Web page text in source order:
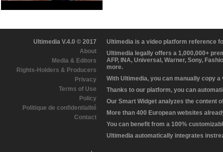
Ultimedia V.4.0 © 2017
About
Media & Editors
Rights-Holders & Producers
Privacy
Terms of Use
Policy
Politique de confidentialité
Contact
Ultimedia is a video platform reference
Ultimedia legally offers a 1,000,000+
AFP, INA, Universal, Warner, Sony,
more.
With Ultimedia, you can manually copy
Thanks to our platform, you can
Our Smart Widget analyzes the content
More than 400 European websites
You can benefit from a 100%
Ultimedia automatically integrates